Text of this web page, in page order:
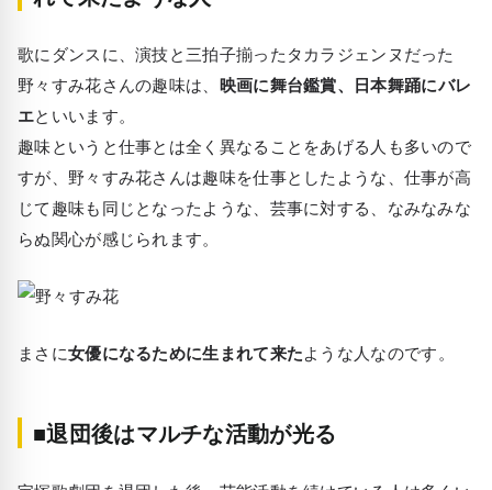
歌にダンスに、演技と三拍子揃ったタカラジェンヌだった
野々すみ花さんの趣味は、 映画に舞台鑑賞、日本舞踊にバレ
エといいます。
趣味というと仕事とは全く異なることをあげる人も多いので
すが、野々すみ花さんは趣味を仕事としたような、仕事が高
じて趣味も同じとなったような、芸事に対する、なみなみな
らぬ関心が感じられます。
まさに女優になるために生まれて来たような人なのです。
■退団後はマルチな活動が光る